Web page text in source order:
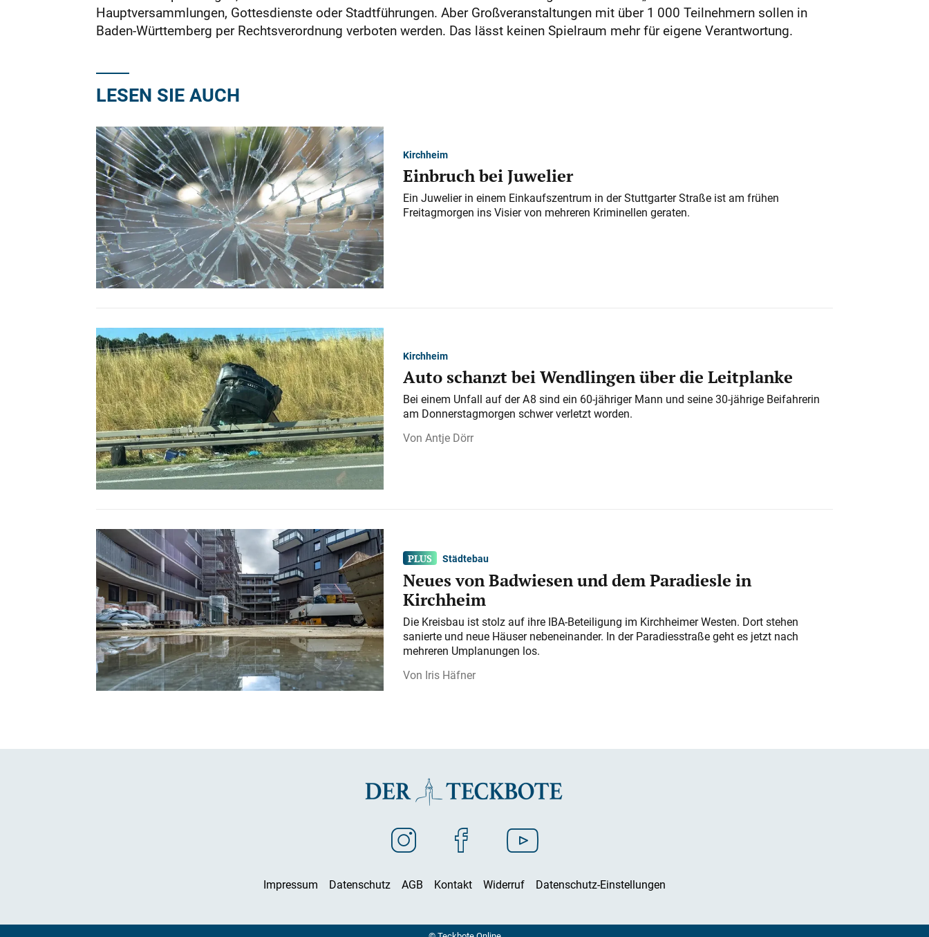
Hauptversammlungen, Gottesdienste oder Stadtführungen. Aber Großveranstaltungen mit über 1 000 Teilnehmern sollen in
Baden-Württemberg per Rechtsverordnung verboten werden. Das lässt keinen Spielraum mehr für eigene Verantwortung.
LESEN SIE AUCH
Kirchheim
Einbruch bei Juwelier
Ein Juwelier in einem Einkaufszentrum in der Stuttgarter Straße ist am frühen
Freitagmorgen ins Visier von mehreren Kriminellen geraten.
Kirchheim
Auto schanzt bei Wendlingen über die Leitplanke
Bei einem Unfall auf der A 8 sind ein 60-jähriger Mann und seine 30-jährige Beifahrerin
am Donnerstagmorgen schwer verletzt worden.
Antje Dörr
Städtebau
Neues von Badwiesen und dem Paradiesle in
Kirchheim
Die Kreisbau ist stolz auf ihre IBA-Beteiligung im Kirchheimer Westen. Dort stehen
sanierte und neue Häuser nebeneinander. In der Paradiesstraße geht es jetzt nach
mehreren Umplanungen los.
Iris Häfner
Impressum Datenschutz AGB Kontakt Widerruf Datenschutz-Einstellungen